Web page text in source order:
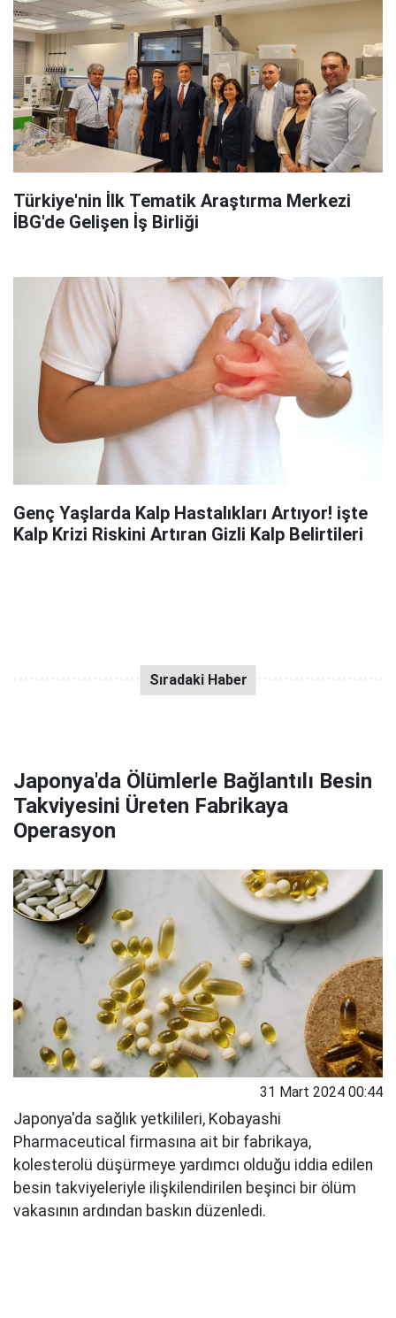
Türkiye'nin İlk Tematik Araştırma Merkezi
İBG'de Gelişen İş Birliği
Genç Yaşlarda Kalp Hastalıkları Artıyor! işte
Kalp Krizi Riskini Artıran Gizli Kalp Belirtileri
Japonya'da Ölümlerle Bağlantılı Besin
Takviyesini Üreten Fabrikaya
Operasyon
31 Mart 2024 00:44
Japonya'da sağlık yetkilileri, Kobayashi
Pharmaceutical firmasına ait bir fabrikaya,
kolesterolü düşürmeye yardımcı olduğu iddia edilen
besin takviyeleriyle ilişkilendirilen beşinci bir ölüm
vakasının ardından baskın düzenledi.